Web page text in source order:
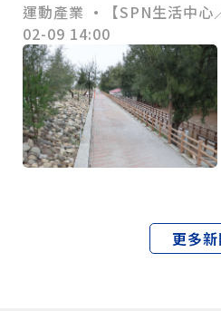
更多新
運動產業 •【SPN生活中心
02-09 14:00